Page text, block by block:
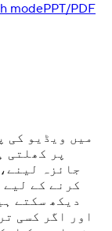
modePPT/PDF
جائزہ
کرنے کے
دیکھ سکتے
اور اگر کسی